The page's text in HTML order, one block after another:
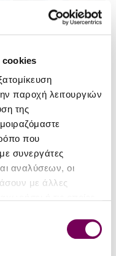
cookies
παροχή λειτουργιών
της
που
συνεργάτες
αναλύσεων, οι
με άλλες
Karpoemporiki